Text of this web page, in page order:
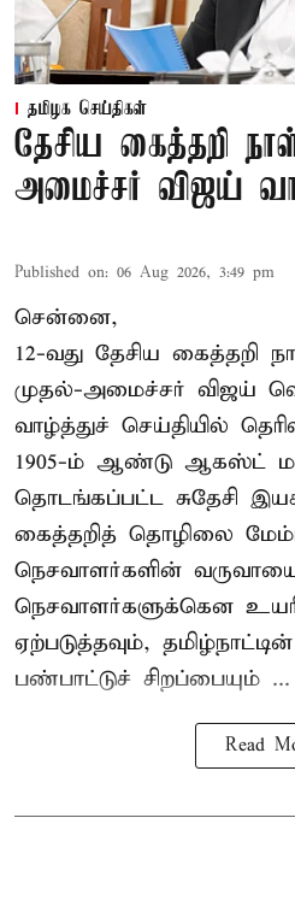
தமிழக செய்திகள்
தேசிய கைத்தறி
அமைச்சர் விஜய்
Published on: 06 Aug 2026, 3:49 pm
சென்னை,
12-வது தேசிய கைத்தறி
முதல்-அமைச்சர் விஜய்
வாழ்த்துச் செய்தியில்
1905-ம் ஆண்டு ஆகஸ்ட்
தொடங்கப்பட்ட சுதேசி
கைத்தறித் தொழிலை
நெசவாளர்களின் வருவாயை
நெசவாளர்களுக்கென
ஏற்படுத்தவும்,
பண்பாட்டுச் சிறப்பையும் ...
Read